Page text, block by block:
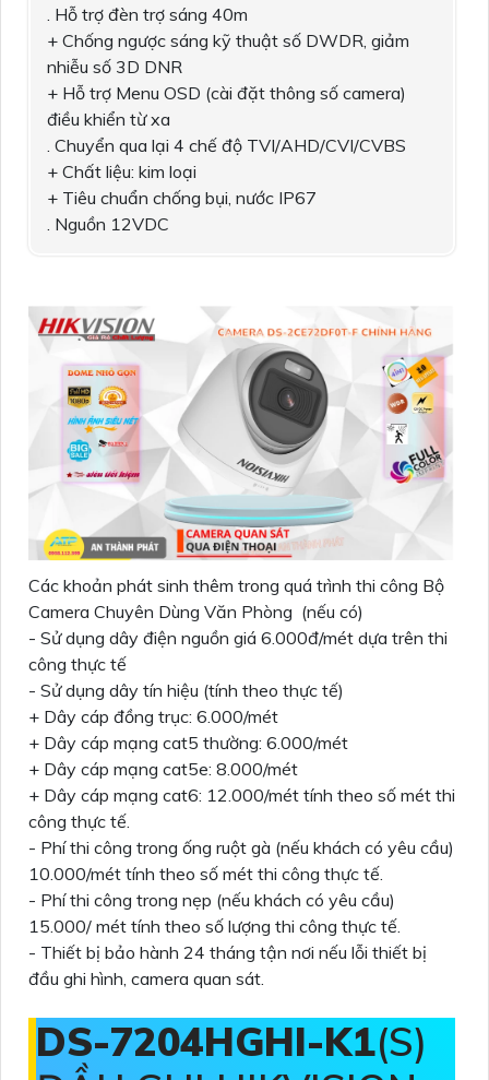
. Hỗ trợ đèn trợ sáng 40m
+ Chống ngược sáng kỹ thuật số DWDR, giảm
nhiễu số 3D DNR
+ Hỗ trợ Menu OSD (cài đặt thông số camera)
điều khiển từ xa
. Chuyển qua lại 4 chế độ TVI/AHD/CVI/CVBS
+ Chất liệu: kim loại
+ Tiêu chuẩn chống bụi, nước IP67
. Nguồn 12VDC
Các khoản phát sinh thêm trong quá trình thi công Bộ
Camera Chuyên Dùng Văn Phòng (nếu có)
- Sử dụng dây điện nguồn giá 6.000đ/mét dựa trên thi
công thực tế
- Sử dụng dây tín hiệu (tính theo thực tế)
+ Dây cáp đồng trục: 6.000/mét
+ Dây cáp mạng cat5 thường: 6.000/mét
+ Dây cáp mạng cat5e: 8.000/mét
+ Dây cáp mạng cat6: 12.000/mét tính theo số mét thi
công thực tế.
- Phí thi công trong ống ruột gà (nếu khách có yêu cầu)
10.000/mét tính theo số mét thi công thực tế.
- Phí thi công trong nẹp (nếu khách có yêu cầu)
15.000/ mét tính theo số lượng thi công thực tế.
- Thiết bị bảo hành 24 tháng tận nơi nếu lỗi thiết bị
đầu ghi hình, camera quan sát.
DS-7204HGHI-K1(S)